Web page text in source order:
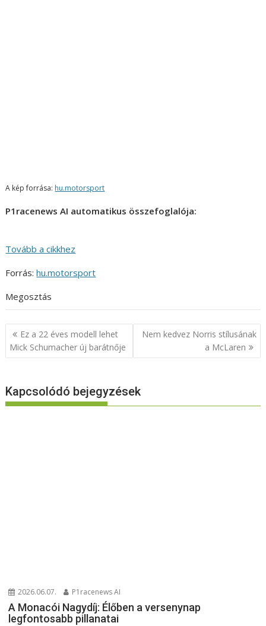
A kép forrása: hu.motorsport
P1racenews AI automatikus összefoglalója:
Tovább a cikkhez
Forrás:hu.motorsport
Megosztás
Bejegyzés
navigáció
Ez a 22 éves modell lehet
Mick Schumacher új barátnője
Nem kedvez Norris stílusának
a McLaren
Kapcsolódó bejegyzések
2026.06.07. P1racenews AI
A Monacói Nagydíj: Élőben a versenynap
legfontosabb pillanatai